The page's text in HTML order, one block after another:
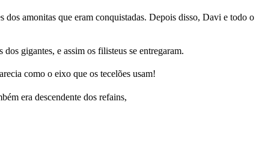
dos amonitas que eram conquistadas. Depois disso, Davi e todo o
gigantes, e assim os filisteus se entregaram.
como o eixo que os tecelões usam!
era descendente dos refains,